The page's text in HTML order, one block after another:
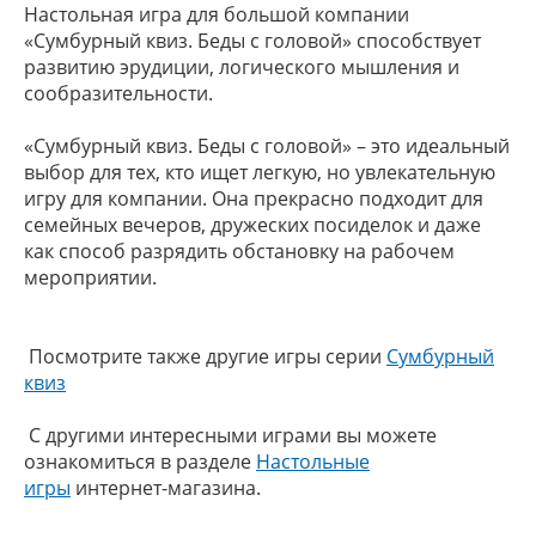
Настольная игра для большой компании
«Сумбурный квиз. Беды с головой» способствует
развитию эрудиции, логического мышления и
сообразительности.
«Сумбурный квиз. Беды с головой» – это идеальный
выбор для тех, кто ищет легкую, но увлекательную
игру для компании. Она прекрасно подходит для
семейных вечеров, дружеских посиделок и даже
как способ разрядить обстановку на рабочем
мероприятии.
Посмотрите также другие игры серии Сумбурный
квиз
С другими интересными играми вы можете
ознакомиться в разделе Настольные
игры интернет-магазина.